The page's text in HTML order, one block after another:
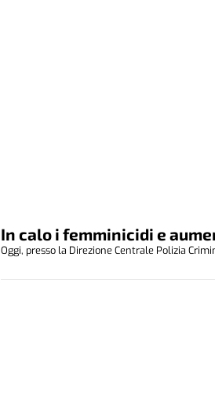
In calo i femminicidi e
Oggi, presso la Direzione Centrale Polizia